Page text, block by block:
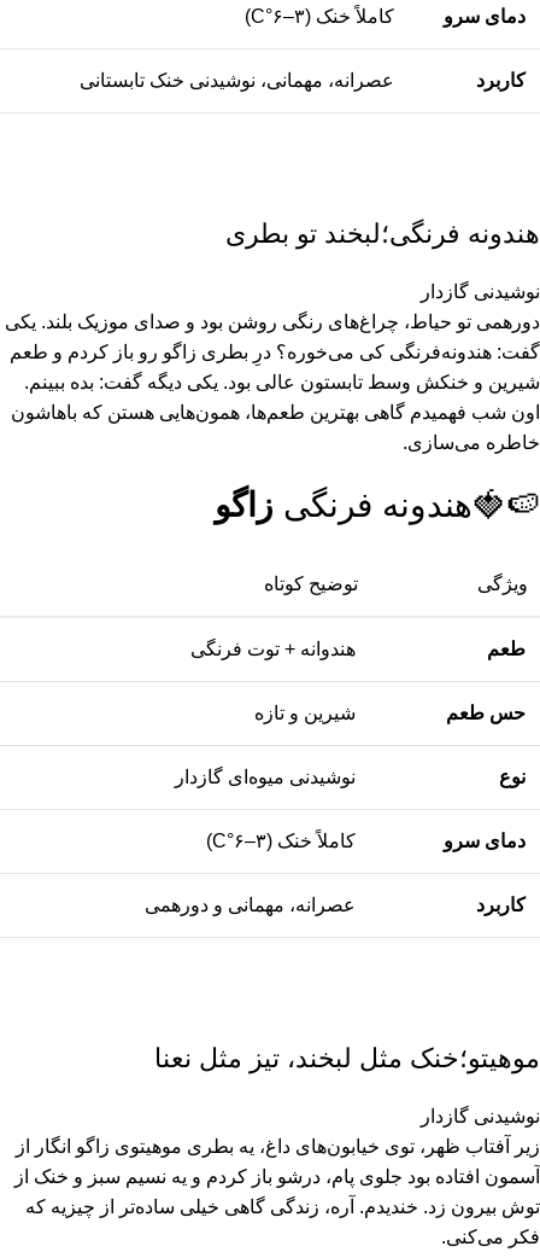
دمای سرو کاملاً خنک (۳–۶°C)
کاربرد عصرانه، مهمانی، نوشیدنی خنک تابستانی
هندونه فرنگی؛لبخند تو بطری
نوشیدنی گازدار
دورهمی تو حیاط، چراغ‌های رنگی روشن بود و صدای موزیک بلند. یکی
گفت: هندونه‌فرنگی کی می‌خوره؟ درِ بطری زاگو رو باز کردم و طعم
شیرین و خنکش وسط تابستون عالی بود. یکی دیگه گفت: بده ببینم.
اون شب فهمیدم گاهی بهترین طعم‌ها، همون‌هایی هستن که باهاشون
خاطره می‌سازی.
🍉🍓هندونه فرنگی زاگو
ویژگی توضیح کوتاه
طعم هندوانه + توت فرنگی
حس طعم شیرین و تازه
نوع نوشیدنی میوه‌ای گازدار
دمای سرو کاملاً خنک (۳–۶°C)
کاربرد عصرانه، مهمانی و دورهمی
موهیتو؛خنک مثل لبخند، تیز مثل نعنا
نوشیدنی گازدار
زیر آفتاب ظهر، توی خیابون‌های داغ، یه بطری موهیتوی زاگو انگار از
آسمون افتاده بود جلوی پام، درشو باز کردم و یه نسیم سبز و خنک از
توش بیرون زد. خندیدم. آره، زندگی گاهی خیلی ساده‌تر از چیزیه که
فکر می‌کنی.